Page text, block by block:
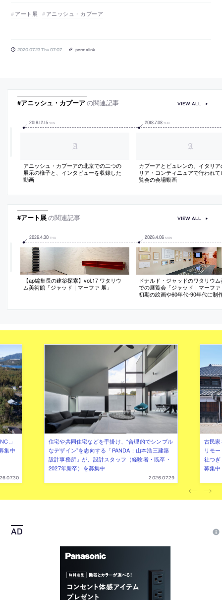
アート展 アニッシュ・カプーア
2020.07.23 Thu 07:07 permalink
#アニッシュ・カプーアの関連記事
2019.12.15 SUN
アニッシュ・カプーアの北京での二つの
展示の様子と、インタビューを収録した
動画
2018.7.08 SUN
カプーアとビュレンの、イタリア
リア・コンティニュアで行われて
覧会の会場動画
VIEW ALL
#アート展の関連記事
2026.4.30 THU
【ap編集長の建築探索】vol.17 ワタリウ
ム美術館「ジャッド｜マーファ 展」
2026.4.06 MON
ドナルド・ジャッドのワタリウ
での展覧会「ジャッド｜マーファ
初期の絵画や60年代-90年代に制
面・写真なども展示。会場構成は
VIEW ALL
」
集中
住宅や共同住宅などを手掛け、“合理的でシンプル
なデザイン”を志向する「PANDA：山本浩三建築
設計事務所」が、設計スタッフ（経験者・既卒・
2027年新卒）を募集中
2026.07.29
古民
リモ
社つ
募集中